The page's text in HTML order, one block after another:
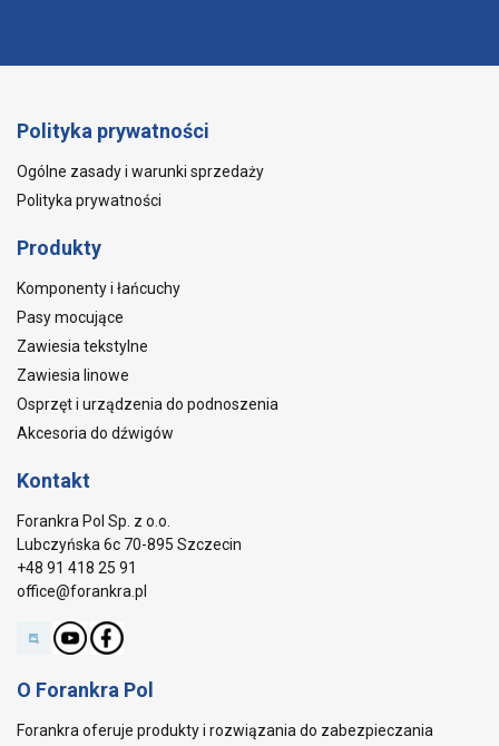
Polityka prywatności
Ogólne zasady i warunki sprzedaży
Polityka prywatności
Produkty
Komponenty i łańcuchy
Pasy mocujące
Zawiesia tekstylne
Zawiesia linowe
Osprzęt i urządzenia do podnoszenia
Akcesoria do dźwigów
Kontakt
Forankra Pol Sp. z o.o.
Lubczyńska 6c 70-895 Szczecin
+48 91 418 25 91
office@forankra.pl
O Forankra Pol
Forankra oferuje produkty i rozwiązania do zabezpieczania